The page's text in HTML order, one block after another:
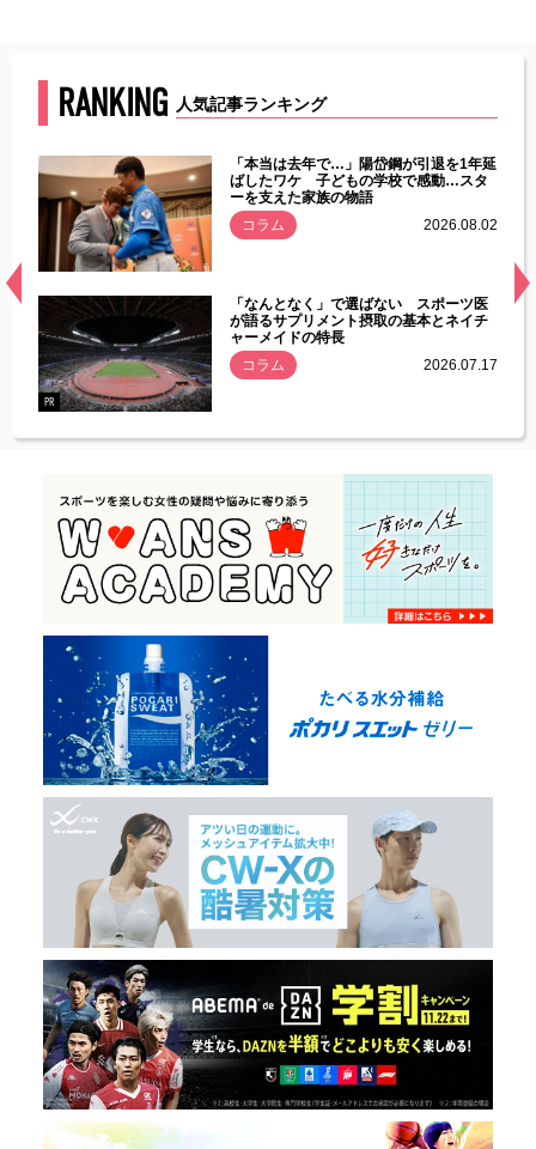
RANKING 人気記事ランキング
常
「本当は去年で…」陽岱鋼が引退を1年延
ばしたワケ 子どもの学校で感動…スタ
ーを支えた家族の物語
コラム
2026.08.02
PR
「なんとなく」で選ばない スポーツ医
が語るサプリメント摂取の基本とネイチ
ャーメイドの特長
コラム
2026.07.17